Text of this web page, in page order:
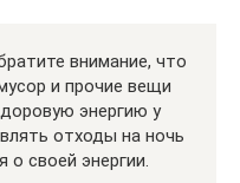
внимание, что
и прочие вещи
энергию у
отходы на ночь
своей энергии.